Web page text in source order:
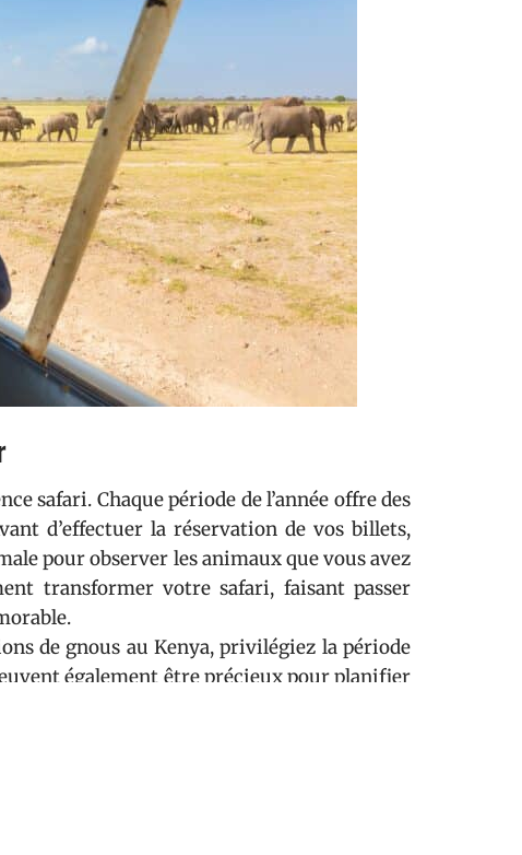
safari. Chaque période de l’année offre des
d’effectuer la réservation de vos billets,
pour observer les animaux que vous avez
transformer votre safari, faisant passer
de gnous au Kenya, privilégiez la période
également être précieux pour planifier